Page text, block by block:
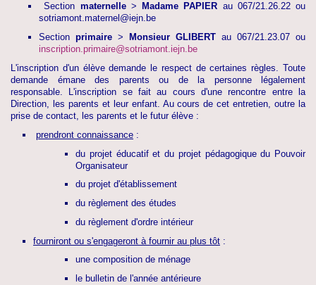
Section maternelle> Madame PAPIER au 067/21.26.22 ou
sotriamont.maternel@iejn.be
Section primaire > Monsieur GLIBERT au 067/21.23.07 ou
inscription.primaire@sotriamont.iejn.be
L'inscription d'un élèvedemande le respect de certaines règles. Toute
demande émane des parents ou de la personne légalement
responsable. L'inscription se fait au cours d'une rencontre entre la
Direction, les parents et leur enfant. Au cours de cet entretien, outre la
prise de contact, les parents et le futur élève :
prendront connaissance :
du projet éducatif et du projet pédagogique du Pouvoir
Organisateur
du projet d'établissement
du règlement des études
du règlement d'ordre intérieur
fourniront ou s'engageront à fournir au plus tôt :
une composition de ménage
le bulletin de l'année antérieure